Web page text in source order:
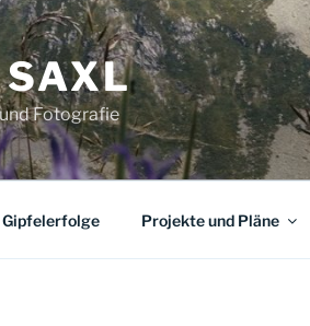
Fotografie
Gipfelerfolge Projekte und Pläne